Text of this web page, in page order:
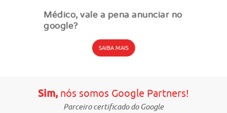
Médico, vale a pena anunciar no
google?
SAIBA MAIS
Sim,nós somos Google Partners!
Parceiro certificado do Google